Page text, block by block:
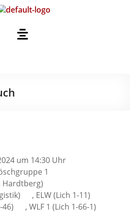
um 14:30 Uhr
1
Hardtberg)
, ELW (Lich 1-11)
46)
, WLF 1 (Lich 1-66-1)